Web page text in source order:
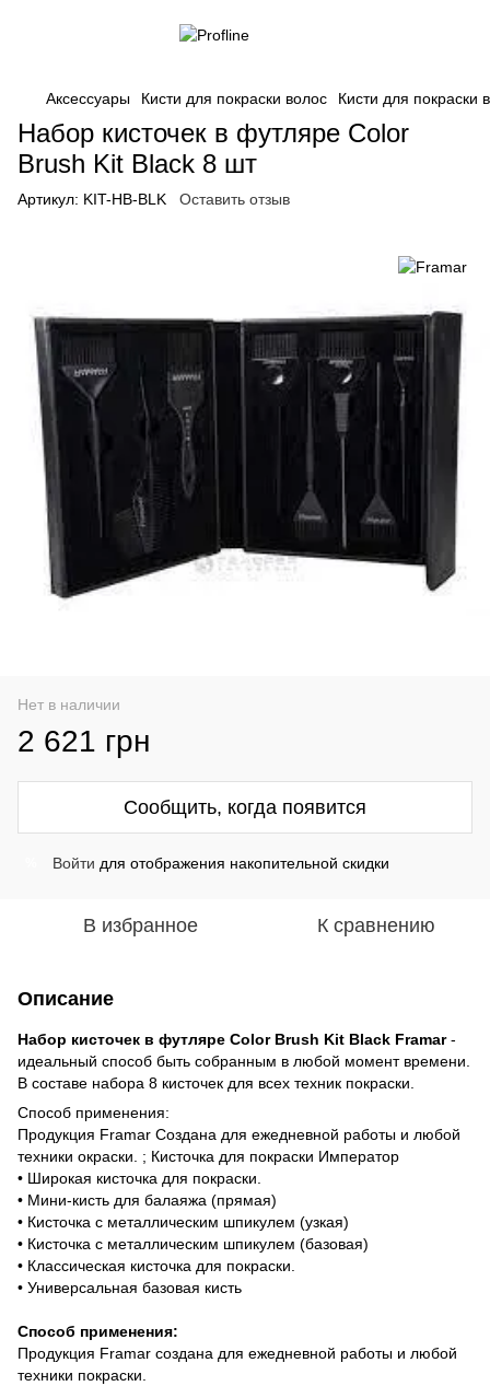
Аксессуары Кисти для покраски волос Кисти для покраски
Набор кисточек в футляре Color
Brush Kit Black 8 шт
Артикул: KIT-HB-BLK Оставить отзыв
Нет в наличии
2 621 грн
Сообщить, когда появится
Войти для отображения накопительной скидки
В избранное К сравнению
Описание
Набор кисточек в футляре Color Brush Kit Black Framar-
идеальный способ быть собранным в любой момент времени.
В составе набора 8 кисточек для всех техник покраски.
Способ применения:
Продукция Framar Создана для ежедневной работы и любой
техники окраски. ; Кисточка для покраски Император
• Широкая кисточка для покраски.
• Мини-кисть для балаяжа (прямая)
• Кисточка с металлическим шпикулем (узкая)
• Кисточка с металлическим шпикулем (базовая)
• Классическая кисточка для покраски.
• Универсальная базовая кисть
Способ применения:
Продукция Framar создана для ежедневной работы и любой
техники покраски.